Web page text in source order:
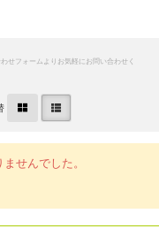
せんでした。